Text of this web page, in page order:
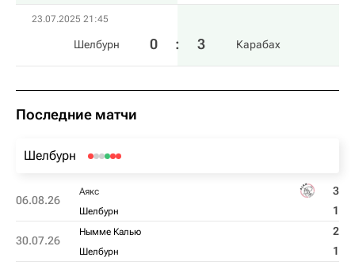
23.07.2025 21:45
Шелбурн 0 : 3 Карабах
Последние матчи
Шелбурн
06.08.26
Аякс 3
Шелбурн 1
30.07.26
Нымме Калью 2
Шелбурн 1